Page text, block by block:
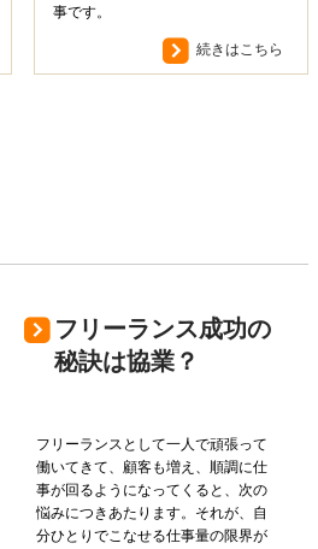
事です。
続きはこちら
フリーランス成功の
秘訣は協業？
フリーランスとして一人で頑張って
働いてきて、顧客も増え、順調に仕
事が回るようになってくると、次の
悩みにつきあたります。それが、自
分ひとりでこなせる仕事量の限界が